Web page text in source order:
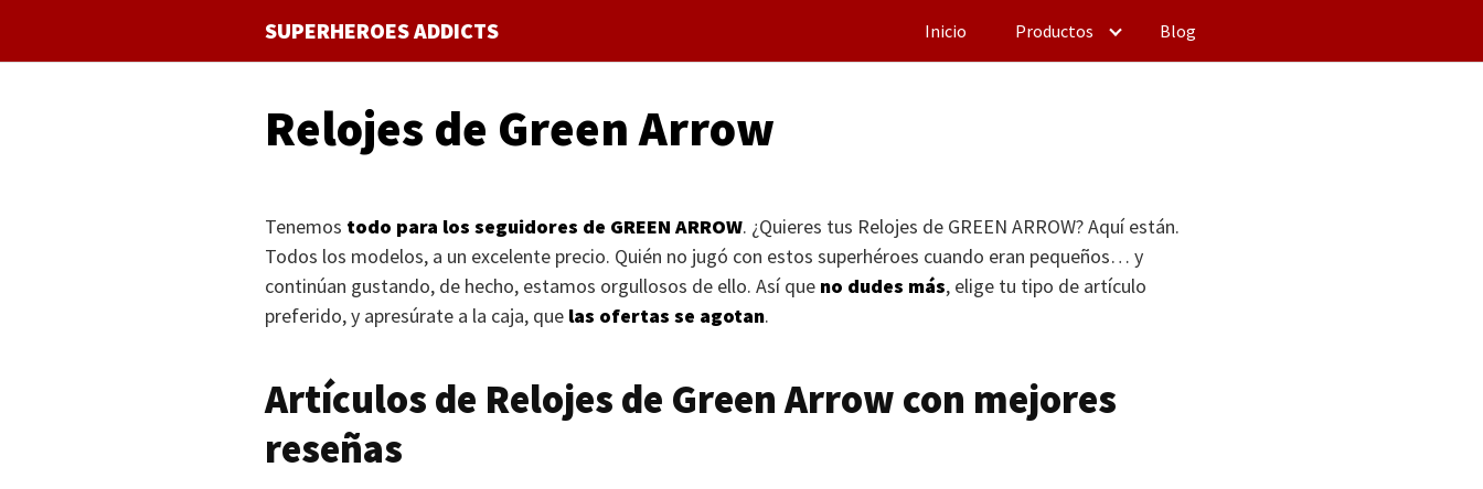
contenido
SUPERHEROES ADDICTS Inicio Productos Blog
Relojes de Green Arrow
Tenemos todo para los seguidores de GREEN ARROW. ¿Quieres tus Relojes de GREEN ARROW? Aquí están.
Todos los modelos, a un excelente precio. Quién no jugó con estos superhéroes cuando eran pequeños… y
continúan gustando, de hecho, estamos orgullosos de ello. Así que no dudes más, elige tu tipo de artículo
preferido, y apresúrate a la caja, que las ofertas se agotan.
Artículos de Relojes de Green Arrow con mejores
reseñas